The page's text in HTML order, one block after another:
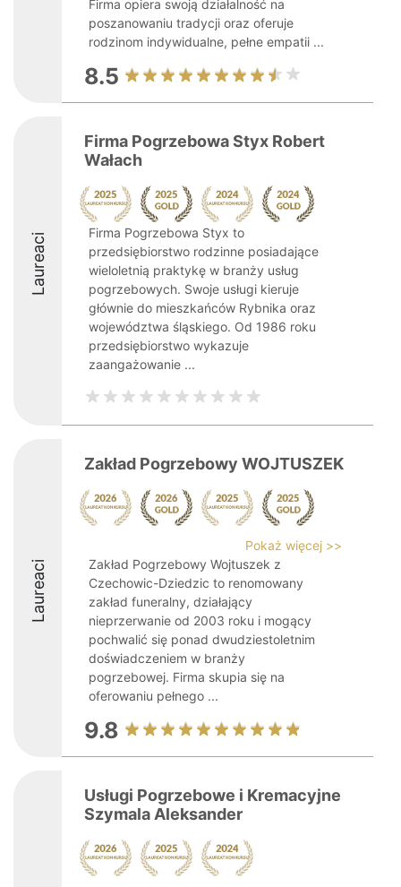
Firma opiera swoją działalność na
poszanowaniu tradycji oraz oferuje
rodzinom indywidualne, pełne empatii ...
8.5
Laureaci
Firma Pogrzebowa Styx Robert
Wałach
Firma Pogrzebowa Styx to
przedsiębiorstwo rodzinne posiadające
wieloletnią praktykę w branży usług
pogrzebowych. Swoje usługi kieruje
głównie do mieszkańców Rybnika oraz
województwa śląskiego. Od 1986 roku
przedsiębiorstwo wykazuje
zaangażowanie ...
Laureaci
Zakład Pogrzebowy WOJTUSZEK
Pokaż więcej >>
Zakład Pogrzebowy Wojtuszek z
Czechowic-Dziedzic to renomowany
zakład funeralny, działający
nieprzerwanie od 2003 roku i mogący
pochwalić się ponad dwudziestoletnim
doświadczeniem w branży
pogrzebowej. Firma skupia się na
oferowaniu pełnego ...
9.8
Usługi Pogrzebowe i Kremacyjne
Szymala Aleksander